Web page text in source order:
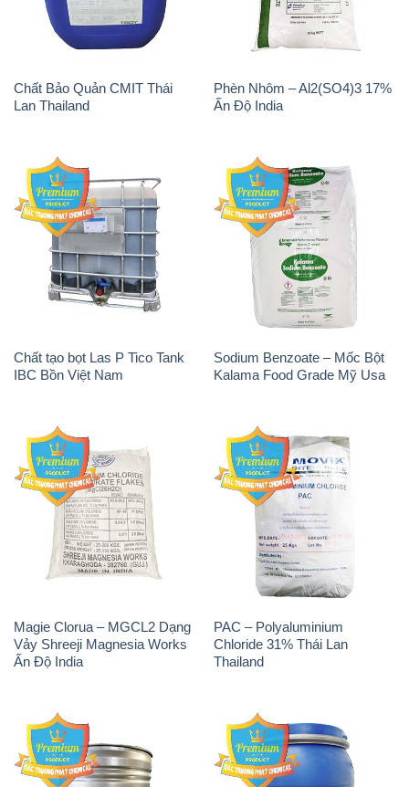
Chất Bảo Quản CMIT Thái
Lan Thailand
Phèn Nhôm – Al2(SO4)3 17%
Ấn Độ India
Chất tạo bọt Las P Tico Tank
IBC Bồn Việt Nam
Sodium Benzoate – Mốc Bột
Kalama Food Grade Mỹ Usa
Magie Clorua – MGCL2 Dạng
Vảy Shreeji Magnesia Works
Ấn Độ India
PAC – Polyaluminium
Chloride 31% Thái Lan
Thailand